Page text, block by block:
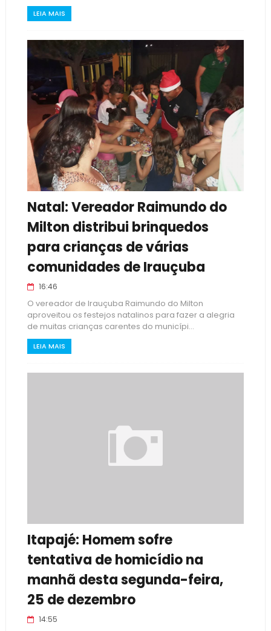
LEIA MAIS
Natal: Vereador Raimundo do
Milton distribui brinquedos
para crianças de várias
comunidades de Irauçuba
16:46
O vereador de Irauçuba Raimundo do Milton
aproveitou os festejos natalinos para fazer a alegria
de muitas crianças carentes do municípi...
LEIA MAIS
Itapajé: Homem sofre
tentativa de homicídio na
manhã desta segunda-feira,
25 de dezembro
14:55